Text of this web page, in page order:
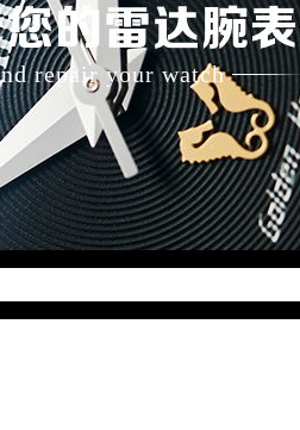
的雷达腕表
repair your watch
达售后服务中心（需提前预约）